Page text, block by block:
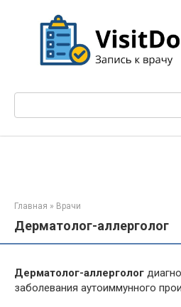
Поиск:
Главная » Врачи
Дерматолог-аллерголог
Дерматолог-аллерголог
заболевания аутоиммунного